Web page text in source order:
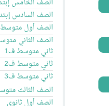
الصف الخامس
الصف السادس
الصف أول متوسط
الصف الثاني
ثاني متوسط ف1
ثاني متوسط ف2
ثاني متوسط ف3
الصف الثالث
الصف أول ثانوي